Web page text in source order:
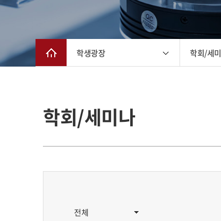
학생광장 학회/세
학회/세미나